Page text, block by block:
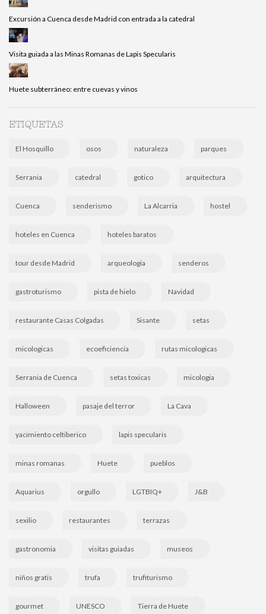
Excursión a Cuenca desde Madrid con entrada a la catedral
Visita guiada a las Minas Romanas de Lapis Specularis
Huete subterráneo: entre cuevas y vinos
ETIQUETAS
El Hosquillo osos naturaleza parques
Serrania catedral gotico arquitectura
Cuenca senderismo La Alcarria hostel
hoteles en Cuenca hoteles baratos
tour desde Madrid arqueologia senderos
gastroturismo pista de hielo Navidad
restaurante Casas Colgadas Sisante setas
micologicas ecoeficiencia rutas micologicas
Serrania de Cuenca setas toxicas micologia
Halloween pasaje del terror La Cava
yacimiento celtiberico lapis specularis
minas romanas Huete pueblos
Aquarius orgullo LGTBIQ+ J&B
sexilio restaurantes terrazas
gastronomia visitas guiadas museos
niños gratis trufa trufiturismo
gourmet UNESCO Tierra de Huete